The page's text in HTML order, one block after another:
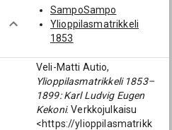
[Kemiö;
Kemiönsaari]
Warelius, Isak
[Tammisaari]
Pomoell, Carl Anton
(1861-1906):
[Kemiö;
Kemiönsaari]
SampoSampo
Ylioppilasmatrikkeli
1853
Veli-Matti Autio,
Ylioppilasmatrikkeli 1853–
1899: Karl Ludvig Eugen
Kekoni. Verkkojulkaisu
<https://ylioppilasmatrikk